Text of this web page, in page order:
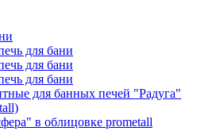
для бани
для бани
для бани
для банных печей "Радуга"
в облицовке prometall